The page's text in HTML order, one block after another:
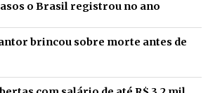
o Brasil registrou no ano
brincou sobre morte antes de